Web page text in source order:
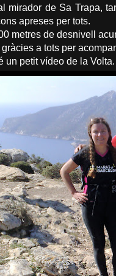
mirador de Sa Trapa,
apreses per tots.
metres de desnivell
a tots per
un petit vídeo de la Volta.